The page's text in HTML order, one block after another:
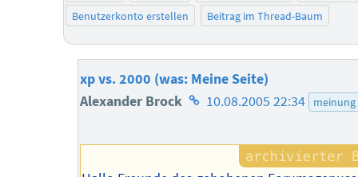
Benutzerkonto erstellen
Beitrag im Thread-Baum
xp vs. 2000 (was: Meine Seite)
Alexander Brock Homepage
Autors
10.08.2005 22:34 meinung